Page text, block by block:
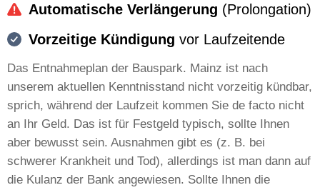
Automatische Verlängerung (Prolongation)
Vorzeitige Kündigung vor Laufzeitende
Das Entnahmeplan der Bauspark. Mainz ist nach
unserem aktuellen Kenntnisstand nicht vorzeitig kündbar,
sprich, während der Laufzeit kommen Sie de facto nicht
an Ihr Geld. Das ist für Festgeld typisch, sollte Ihnen
aber bewusst sein. Ausnahmen gibt es (z. B. bei
schwerer Krankheit und Tod), allerdings ist man dann auf
die Kulanz der Bank angewiesen. Sollte Ihnen die